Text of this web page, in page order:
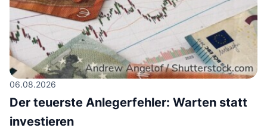
06.08.2026
Der teuerste Anlegerfehler: Warten statt
investieren